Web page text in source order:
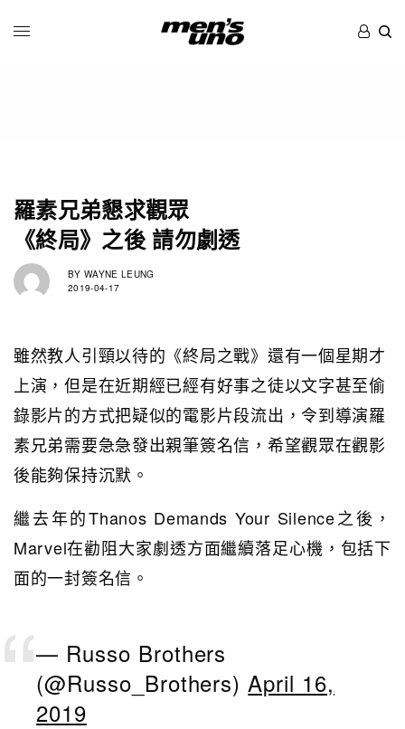
羅素兄弟懇求觀眾
《終局》之後 請勿劇透
BY WAYNE LEUNG
2019-04-17
雖然教人引頸以待的《終局之戰》還有一個星期才
上演，但是在近期經已經有好事之徒以文字甚至偷
錄影片的方式把疑似的電影片段流出，令到導演羅
素兄弟需要急急發出親筆簽名信，希望觀眾在觀影
後能夠保持沉默。
繼去年的Thanos Demands Your Silence之後，
Marvel在勸阻大家劇透方面繼續落足心機，包括下
面的一封簽名信。
— Russo Brothers
(@Russo_Brothers) April 16,
2019